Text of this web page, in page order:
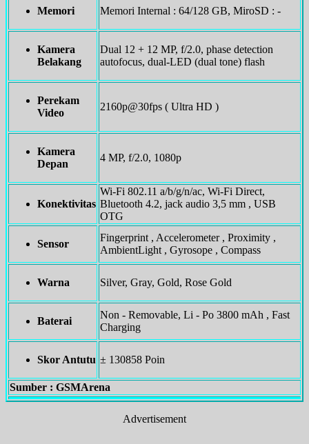
Memori Memori Internal : 64/128 GB, MiroSD : -
Kamera
Belakang
Dual 12 + 12 MP, f/2.0, phase detection
autofocus, dual-LED (dual tone) flash
Perekam
Video
2160p@30fps ( Ultra HD )
Kamera
Depan
4 MP, f/2.0, 1080p
Konektivitas
Wi-Fi 802.11 a/b/g/n/ac, Wi-Fi Direct,
Bluetooth 4.2, jack audio 3,5 mm , USB
OTG
Sensor
Fingerprint , Accelerometer , Proximity ,
AmbientLight , Gyrosope , Compass
Warna Silver, Gray, Gold, Rose Gold
Baterai
Non - Removable, Li - Po 3800 mAh , Fast
Charging
Skor Antutu ± 130858 Poin
Sumber : GSMArena
Advertisement